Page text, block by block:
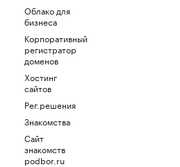
Облако для
бизнеса
Корпоративный
регистратор
доменов
Хостинг
сайтов
Рег.решения
Знакомства
Сайт
знакомств
podbor.ru